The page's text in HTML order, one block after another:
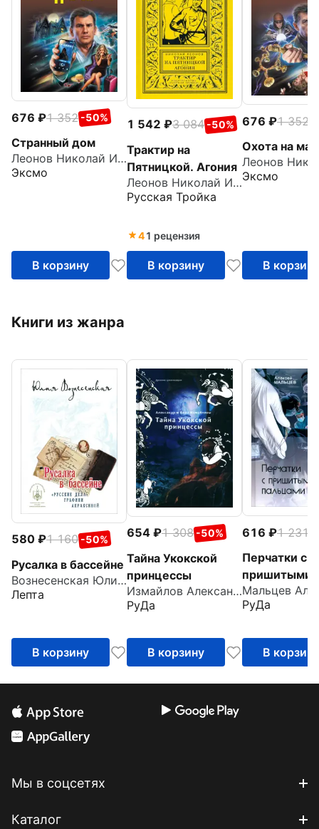
676 1 352 -50%
Странный дом
Леонов Николай Иванович
Эксмо
В корзину
1 542 3 084 -50%
Трактир на
Пятницкой. Агония
Леонов Николай Иванович
Русская Тройка
41 рецензия
В корзину
676 1 352
Охота на
Эксмо
В корзину
Книги из жанра
580 1 160 -50%
Русалка в бассейне
Вознесенская Юлия Николаевна
Лепта
В корзину
654 1 308 -50%
Тайна Укокской
принцессы
Измайлов Александр
РуДа
В корзину
616 1 231
Перчатки с
пришитыми
пальцами
РуДа
В корзину
Мы в соцсетях
Каталог